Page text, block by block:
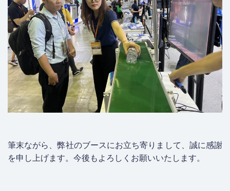
筆末ながら、弊社のブースにお立ち寄りまして、誠に感謝
を申し上げます。今後もよろしくお願いいたします。